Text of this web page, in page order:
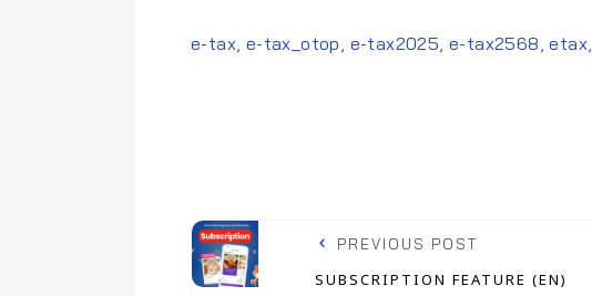
Tags:
e-tax, e-tax_otop, e-tax2025,e-tax2568,etax,
PREVIOUS POST
SUBSCRIPTION FEATURE (EN)